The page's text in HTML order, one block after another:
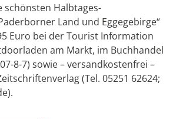
schönsten Halbtages-
Land und Eggegebirge“
Euro bei der Tourist Information
am Markt, im Buchhandel
8-7) sowie – versandkostenfrei –
(Tel. 05251 62624;